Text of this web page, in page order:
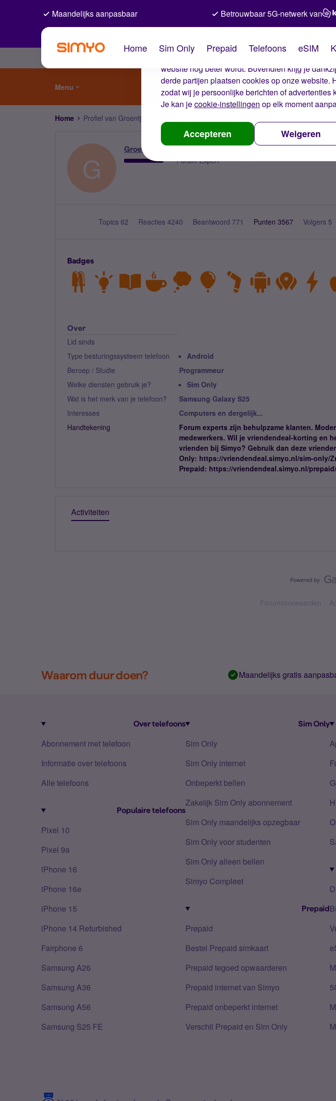
De cookies van Simyo
Wij gebruiken cookies op onze website. Met
website nog beter wordt. Bovendien krijg je
derde partijen plaatsen cookies op onze website.
zodat wij je persoonlijke berichten of
Je kan jecookie-instellingen op elk moment
Accepteren Weigeren
Maandelijks aanpasbaar Betrouwbaar 5G-netwerk van
Home Sim Only Prepaid Telefoons eSIM
Menu
Home Profiel van Groentjuh
G
Groentjuh
Forum Expert
Topics 62 Reacties 4240 Beantwoord 771 Punten 3567 Volgers 5
Badges
Over
Lid sinds
Type besturingssysteem telefoon
Android
Beroep / Studie
Programmeur
Welke diensten gebruik je?
Sim Only
Wat is het merk van je telefoon?
Samsung Galaxy S25
Interesses
Computers en dergelijk...
Handtekening
Forum experts zijn behulpzame klanten.
medewerkers. Wil je vriendendeal-korting en
vrienden bij Simyo? Gebruik dan deze
Only: https://vriendendeal.simyo.nl/sim-only/
Prepaid: https://vriendendeal.simyo.nl/
Activiteiten
Forumvoorwaarden
Waarom duur doen? Maandelijks gratis
Over telefoons
Abonnement met telefoon
Informatie over telefoons
Alle telefoons
Populaire telefoons
Pixel 10
Pixel 9a
iPhone 16
iPhone 16e
iPhone 15
iPhone 14 Refurbished
Fairphone 6
Samsung A26
Samsung A36
Samsung A56
Samsung S25 FE
Sim Only
Sim Only
Sim Only internet
Onbeperkt bellen
Zakelijk Sim Only abonnement
Sim Only maandelijks opzegbaar
Sim Only voor studenten
Sim Only alleen bellen
Simyo Compleet
Prepaid
Prepaid
Bestel Prepaid simkaart
Prepaid tegoed opwaarderen
Prepaid internet van Simyo
Prepaid onbeperkt internet
Verschil Prepaid en Sim Only